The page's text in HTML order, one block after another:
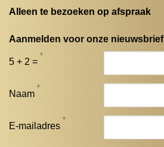
Alleen te bezoeken op afspraak
Aanmelden voor onze nieuwsbrief
5 + 2 =
*
Naam
*
E-mailadres
*